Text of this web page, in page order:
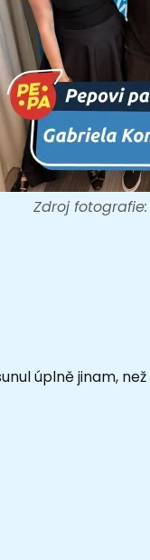
Zdroj
úplně jinam,